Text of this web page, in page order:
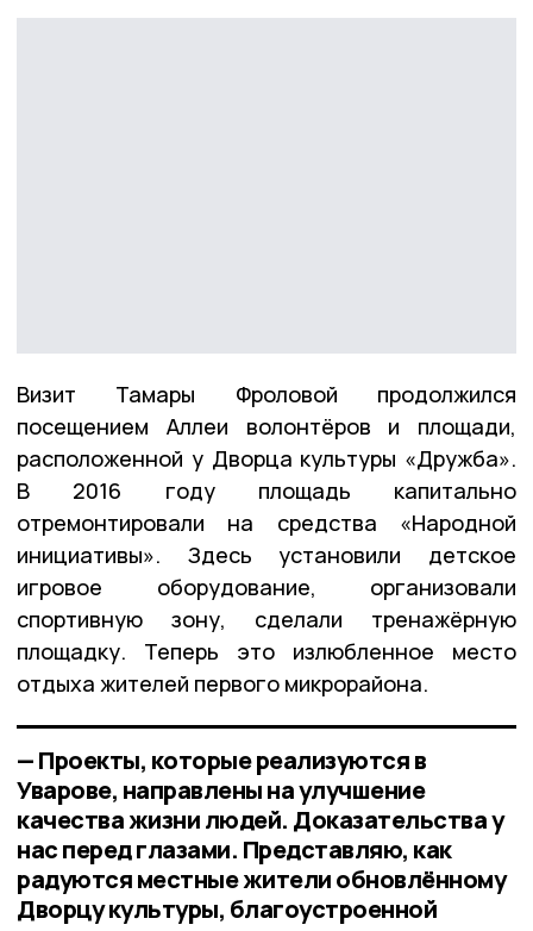
Визит Тамары Фроловой продолжился
посещением Аллеи волонтёров и площади,
расположенной у Дворца культуры «Дружба».
В 2016 году площадь капитально
отремонтировали на средства «Народной
инициативы». Здесь установили детское
игровое оборудование, организовали
спортивную зону, сделали тренажёрную
площадку. Теперь это излюбленное место
отдыха жителей первого микрорайона.
— Проекты, которые реализуются в
Уварове, направлены на улучшение
качества жизни людей. Доказательства у
нас перед глазами. Представляю, как
радуются местные жители обновлённому
Дворцу культуры, благоустроенной